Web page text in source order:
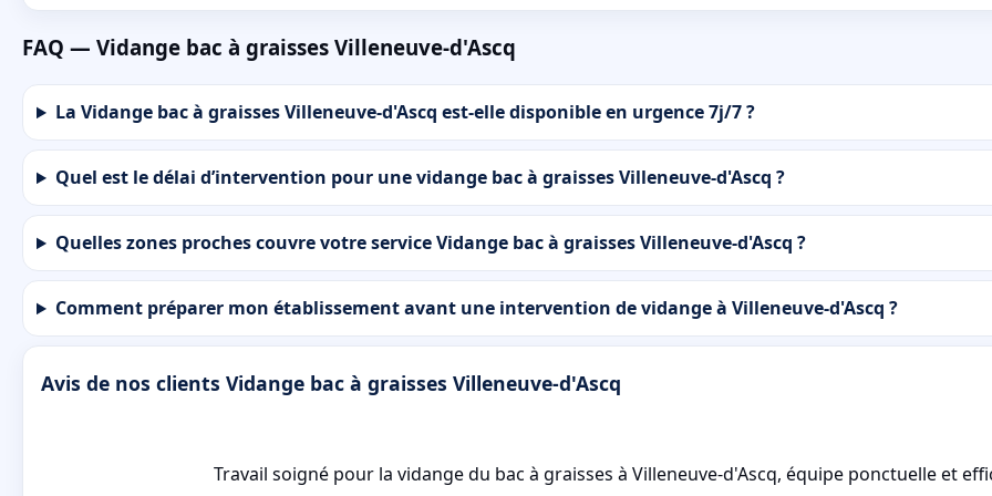
FAQ — Vidange bac à graisses Villeneuve-d'Ascq
La Vidange bac à graisses Villeneuve-d'Ascq est-elle disponible en urgence 7j/7 ?
Quel est le délai d’intervention pour une vidange bac à graisses Villeneuve-d'Ascq ?
Quelles zones proches couvre votre service Vidange bac à graisses Villeneuve-d'Ascq ?
Comment préparer mon établissement avant une intervention de vidange à Villeneuve-d'Ascq ?
Avis de nos clients Vidange bac à graisses Villeneuve-d'Ascq
Travail soigné pour la vidange du bac à graisses à Villeneuve-d'Ascq, équipe ponctuelle et efficace